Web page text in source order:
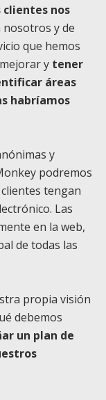
clientes nos
nosotros y de
que hemos
y tener
áreas
habríamos
y
podremos
tengan
Las
en la web,
de todas las
propia visión
debemos
un plan de